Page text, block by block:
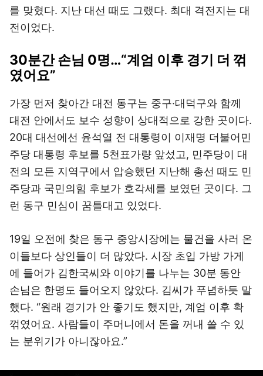
를 맞혔다. 지난 대선 때도 그랬다. 최대 격전지는 대
전이었다.
30분간 손님 0명…“계엄 이후 경기 더 꺾
였어요”
가장 먼저 찾아간 대전 동구는 중구·대덕구와 함께
대전 안에서도 보수 성향이 상대적으로 강한 곳이다.
20대 대선에선 윤석열 전 대통령이 이재명 더불어민
주당 대통령 후보를 5천표가량 앞섰고, 민주당이 대
전의 모든 지역구에서 압승했던 지난해 총선 때도 민
주당과 국민의힘 후보가 호각세를 보였던 곳이다. 그
런 동구 민심이 꿈틀대고 있었다.
19일 오전에 찾은 동구 중앙시장에는 물건을 사러 온
이들보다 상인들이 더 많았다. 시장 초입 가방 가게
에 들어가 김한국씨와 이야기를 나누는 30분 동안
손님은 한명도 들어오지 않았다. 김씨가 푸념하듯 말
했다. “원래 경기가 안 좋기도 했지만, 계엄 이후 확
꺾였어요. 사람들이 주머니에서 돈을 꺼내 쓸 수 있
는 분위기가 아니잖아요.”